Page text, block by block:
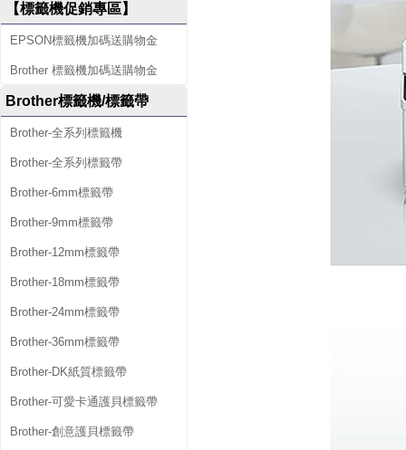
【標籤機促銷專區】
EPSON標籤機加碼送購物金
Brother 標籤機加碼送購物金
Brother標籤機/標籤帶
Brother-全系列標籤機
Brother-全系列標籤帶
Brother-6mm標籤帶
Brother-9mm標籤帶
Brother-12mm標籤帶
Brother-18mm標籤帶
Brother-24mm標籤帶
Brother-36mm標籤帶
Brother-DK紙質標籤帶
Brother-可愛卡通護貝標籤帶
Brother-創意護貝標籤帶